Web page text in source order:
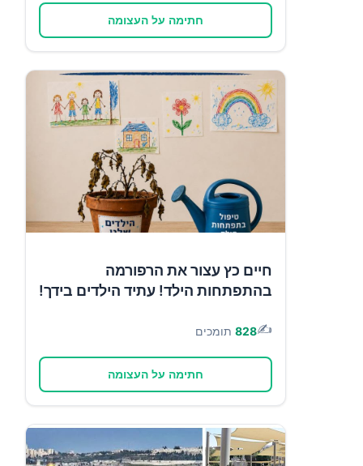
חתימה על העצומה
חיים כץ עצור את הרפורמה
בהתפתחות הילד! עתיד הילדים בידך!
✍️
828 תומכים
חתימה על העצומה